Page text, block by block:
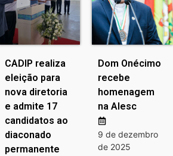
CADIP realiza
eleição para
nova diretoria
e admite 17
candidatos ao
diaconado
permanente
Dom Onécimo
recebe
homenagem
na Alesc
9 de dezembro
de 2025